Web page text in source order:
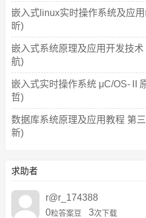
嵌入式linux实时操作系统及应
昕)
嵌入式系统原理及应用开发技
航)
嵌入式实时操作系统 μC/OS-Ⅱ
哲)
数据库系统原理及应用教程 第
新)
求助者
r@r_174388
0粒答案豆 3次下载